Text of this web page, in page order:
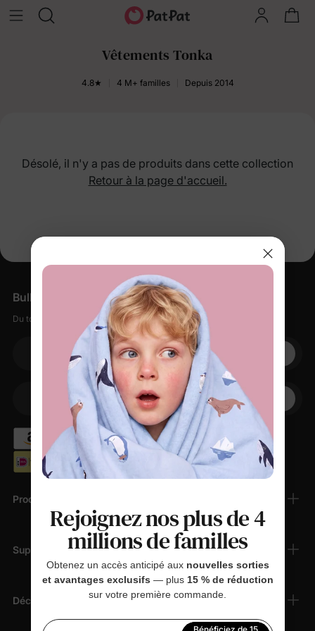
Vêtements Tonka
4.8★ 4 M+ familles Depuis 2014
Désolé, il n'y a pas de produits dans cette collection
Retour à la page d'accueil.
Produits
Support Client
Découvrir
Bulletin d'information
Du tout doux, des petites remises, zéro spam.
Votre adresse électronique
Votre téléphone
Rejoignez nos plus de 4
millions de familles
Obtenez un accès anticipé aux nouvelles sorties
et avantages exclusifs — plus 15 % de réduction
sur votre première commande.